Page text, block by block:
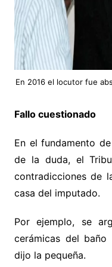
En 2016 el locutor fue
Fallo cuestionado
En el fundamento
de la duda, el
contradicciones de
casa del imputado.
Por ejemplo, se
cerámicas del
dijo la pequeña.